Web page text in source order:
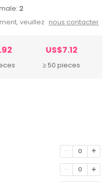
2
veuillez nous contacter
US$7.12
≥ 50 pieces
0
0